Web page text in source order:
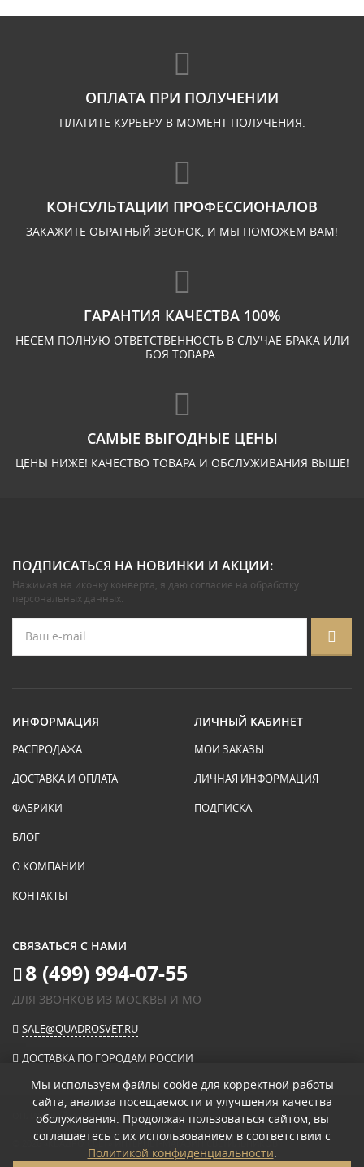
ОПЛАТА ПРИ ПОЛУЧЕНИИ
ПЛАТИТЕ КУРЬЕРУ В МОМЕНТ ПОЛУЧЕНИЯ.
КОНСУЛЬТАЦИИ ПРОФЕССИОНАЛОВ
ЗАКАЖИТЕ ОБРАТНЫЙ ЗВОНОК, И МЫ ПОМОЖЕМ ВАМ!
ГАРАНТИЯ КАЧЕСТВА 100%
НЕСЕМ ПОЛНУЮ ОТВЕТСТВЕННОСТЬ В СЛУЧАЕ БРАКА ИЛИ
БОЯ ТОВАРА.
САМЫЕ ВЫГОДНЫЕ ЦЕНЫ
ЦЕНЫ НИЖЕ! КАЧЕСТВО ТОВАРА И ОБСЛУЖИВАНИЯ ВЫШЕ!
ПОДПИСАТЬСЯ НА НОВИНКИ И АКЦИИ:
Нажимая на иконку конверта, я даю согласие на обработку
персональных данных.
ИНФОРМАЦИЯ
РАСПРОДАЖА
ДОСТАВКА И ОПЛАТА
ФАБРИКИ
БЛОГ
О КОМПАНИИ
КОНТАКТЫ
ЛИЧНЫЙ КАБИНЕТ
МОИ ЗАКАЗЫ
ЛИЧНАЯ ИНФОРМАЦИЯ
ПОДПИСКА
СВЯЗАТЬСЯ С НАМИ
8 (499) 994-07-55
ДЛЯ ЗВОНКОВ ИЗ МОСКВЫ И МО
SALE@QUADROSVET.RU
ДОСТАВКА ПО ГОРОДАМ РОССИИ
ОПЛАЧИВАЙТЕ ПРИ ПОЛУЧЕНИИ
© 2026«КВАДРО СВЕТ» ИНТЕРНЕТ-МАГАЗИН СВЕТИЛЬНИКОВ.
ПОЛИТИКА КОНФИДЕНЦИАЛЬНОСТИ
Мы используем файлы cookie для корректной работы
сайта, анализа посещаемости и улучшения качества
обслуживания. Продолжая пользоваться сайтом, вы
соглашаетесь с их использованием в соответствии с
Политикой конфиденциальности.